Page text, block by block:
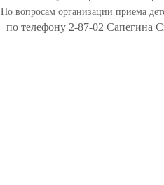
По вопросам организации приема
по телефону 2-87-02 Сапегина